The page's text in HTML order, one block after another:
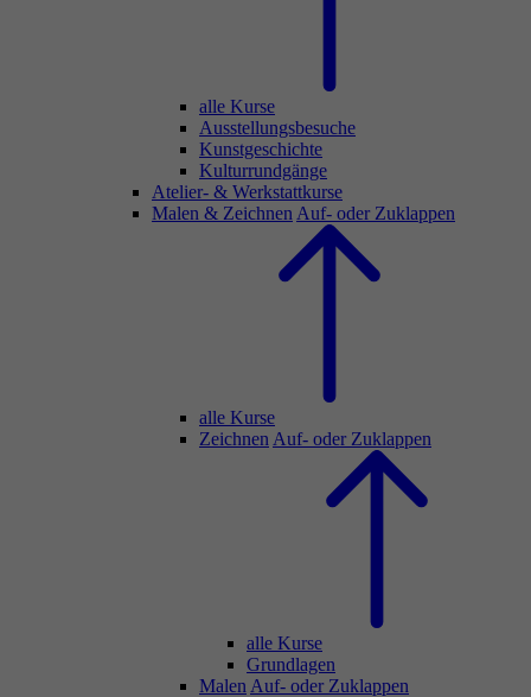
alle Kurse
Ausstellungsbesuche
Kunstgeschichte
Kulturrundgänge
Atelier- & Werkstattkurse
Malen & Zeichnen Auf- oder Zuklappen
alle Kurse
Zeichnen Auf- oder Zuklappen
alle Kurse
Grundlagen
Malen Auf- oder Zuklappen